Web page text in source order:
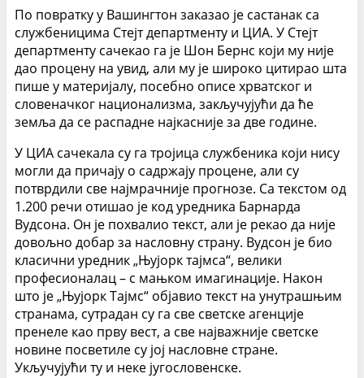
По повратку у Вашингтон заказао је састанак са
службеницима Стејт де­партменту и ЦИА. У Стејт
департменту сачекао га је Шон Бернс који му није
дао процену на увид, али му је широко цитирао шта
пише у материјалу, посебно описе хрватског и
словеначког национализма, закључујући да ће
земља да се распадне најкасније за две године.
У ЦИА сачекала су га тројица службеника који нису
могли да причају о садржају процене, али су
потврдили све најмрачније прогнозе. Са текстом од
1.200 речи отишао је код уредника Барнарда
Вудсона. Он је похвалио текст, али је рекао да није
довољно добар за насловну страну. Вудсон је био
класични уредник „Њујорк тајмса“, велики
професионалац – с мањком имагинације. На­кон
што је „Њујорк Тајмс“ објавио текст на унутрашњим
странама, сутрадан су га све светске агенције
пренеле као прву вест, а све најважније светске
новине посветиле су јој насловне стране.
Укључујући ту и неке југословенске.